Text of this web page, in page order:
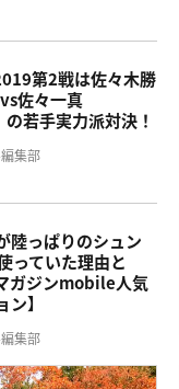
第2戦は佐々木勝
佐々一真
の若手実力派対決！
集部
陸っぱりのシュン
っていた理由と
ガジンmobile人気
】
集部